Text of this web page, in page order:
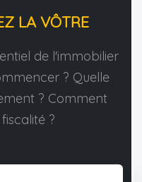
LA VÔTRE
de l'immobilier
? Quelle
? Comment
?